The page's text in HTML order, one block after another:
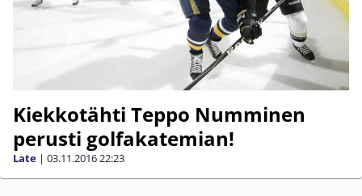
Kiekkotähti Teppo Numminen
perusti golfakatemian!
Late | 03.11.201622:23